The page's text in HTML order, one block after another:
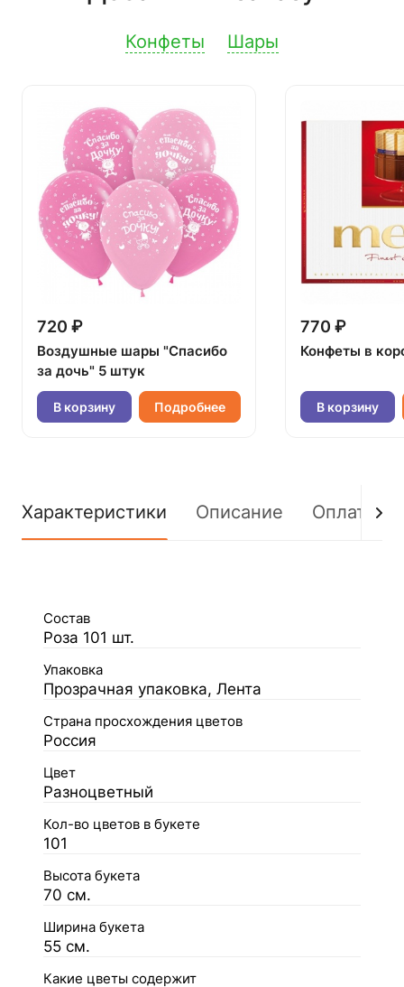
Конфеты Шары
720 ₽
Воздушные шары "Спасибо
за дочь" 5 штук
В корзину Подробнее
770 ₽
Конфеты в
В корзину
Характеристики Описание Оплата
Состав
Роза 101 шт.
Упаковка
Прозрачная упаковка, Лента
Страна просхождения цветов
Россия
Цвет
Разноцветный
Кол-во цветов в букете
101
Высота букета
70 см.
Ширина букета
55 см.
Какие цветы содержит